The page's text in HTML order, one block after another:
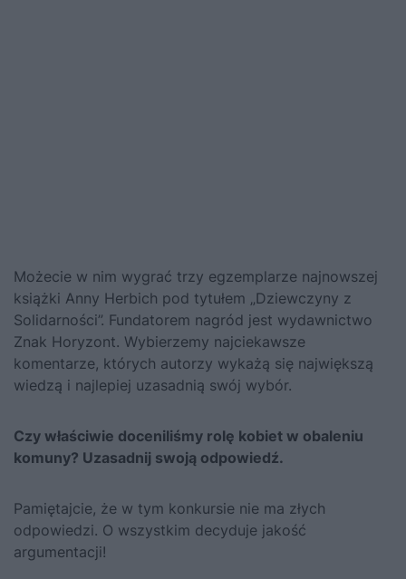
Możecie w nim wygrać trzy egzemplarze najnowszej
książki Anny Herbich pod tytułem „Dziewczyny z
Solidarności”. Fundatorem nagród jest wydawnictwo
Znak Horyzont. Wybierzemy najciekawsze
komentarze, których autorzy wykażą się największą
wiedzą i najlepiej uzasadnią swój wybór.
Czy właściwie doceniliśmy rolę kobiet w obaleniu
komuny? Uzasadnij swoją odpowiedź.
Pamiętajcie, że w tym konkursie nie ma złych
odpowiedzi. O wszystkim decyduje jakość
argumentacji!